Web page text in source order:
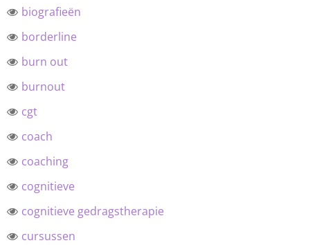
biografieën
borderline
burn out
burnout
cgt
coach
coaching
cognitieve
cognitieve gedragstherapie
cursussen